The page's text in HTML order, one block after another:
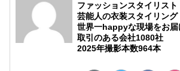
ファッションスタイリスト
芸能人の衣装スタイリング
世界一happyな現場をお届
取引のある会社1080社
2025年撮影本数964本